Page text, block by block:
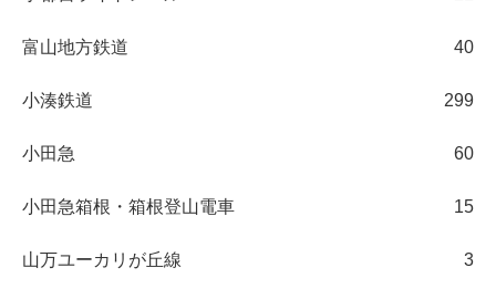
富山地方鉄道 40
小湊鉄道 299
小田急 60
小田急箱根・箱根登山電車 15
山万ユーカリが丘線 3